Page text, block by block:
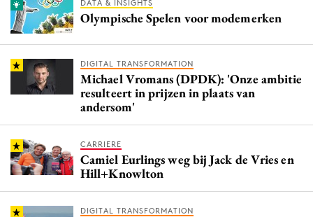
DATA & INSIGHTS
Olympische Spelen voor modemerken
DIGITAL TRANSFORMATION
Michael Vromans (DPDK): 'Onze ambitie
resulteert in prijzen in plaats van
andersom'
CARRIERE
Camiel Eurlings weg bij Jack de Vries en
Hill+Knowlton
DIGITAL TRANSFORMATION